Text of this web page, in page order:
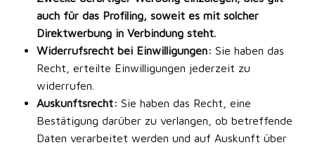
auch für das Profiling, soweit es mit solcher
Direktwerbung in Verbindung steht.
Widerrufsrecht bei Einwilligungen: Sie haben das
Recht, erteilte Einwilligungen jederzeit zu
widerrufen.
Auskunftsrecht: Sie haben das Recht, eine
Bestätigung darüber zu verlangen, ob betreffende
Daten verarbeitet werden und auf Auskunft über